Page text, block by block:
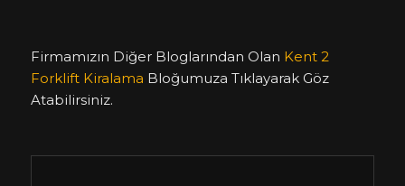
Firmamızın Diğer Bloglarından Olan Kent 2
Forklift Kiralama Bloğumuza Tıklayarak Göz
Atabilirsiniz.